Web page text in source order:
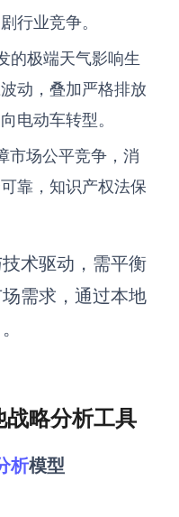
行业竞争。
的极端天气影响生
动，叠加严格排放
电动车转型。
市场公平竞争，消
靠，知识产权法保
术驱动，需平衡
需求，通过本地
略分析工具
析模型